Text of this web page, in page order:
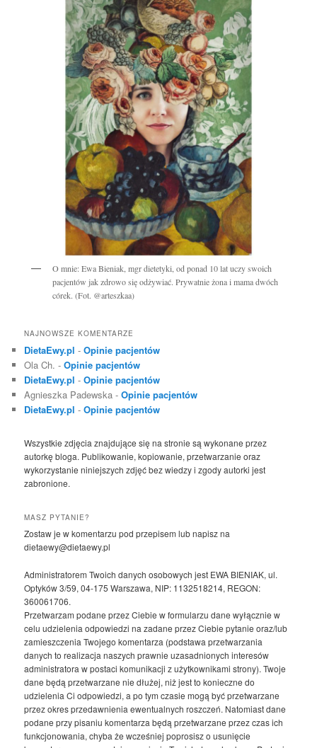
O mnie: Ewa Bieniak, mgr dietetyki, od ponad 10 lat uczy swoich
pacjentów jak zdrowo się odżywiać. Prywatnie żona i mama dwóch
córek. (Fot. @arteszkaa)
NAJNOWSZE KOMENTARZE
DietaEwy.pl -Opinie pacjentów
Ola Ch. -Opinie pacjentów
DietaEwy.pl -Opinie pacjentów
Agnieszka Padewska -Opinie pacjentów
DietaEwy.pl -Opinie pacjentów
Wszystkie zdjęcia znajdujące się na stronie są wykonane przez
autorkę bloga. Publikowanie, kopiowanie, przetwarzanie oraz
wykorzystanie niniejszych zdjęć bez wiedzy i zgody autorki jest
zabronione.
MASZ PYTANIE?
Zostaw je w komentarzu pod przepisem lub napisz na
dietaewy@dietaewy.pl
Administratorem Twoich danych osobowych jest EWA BIENIAK, ul.
Optyków 3/59, 04-175 Warszawa, NIP: 1132518214, REGON:
360061706.
Przetwarzam podane przez Ciebie w formularzu dane wyłącznie w
celu udzielenia odpowiedzi na zadane przez Ciebie pytanie oraz/lub
zamieszczenia Twojego komentarza (podstawa przetwarzania
danych to realizacja naszych prawnie uzasadnionych interesów
administratora w postaci komunikacji z użytkownikami strony). Twoje
dane będą przetwarzane nie dłużej, niż jest to konieczne do
udzielenia Ci odpowiedzi, a po tym czasie mogą być przetwarzane
przez okres przedawnienia ewentualnych roszczeń. Natomiast dane
podane przy pisaniu komentarza będą przetwarzane przez czas ich
funkcjonowania, chyba że wcześniej poprosisz o usunięcie